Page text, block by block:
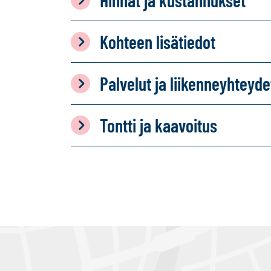
Kohteen lisätiedot
Palvelut ja
Tontti ja kaavoitus